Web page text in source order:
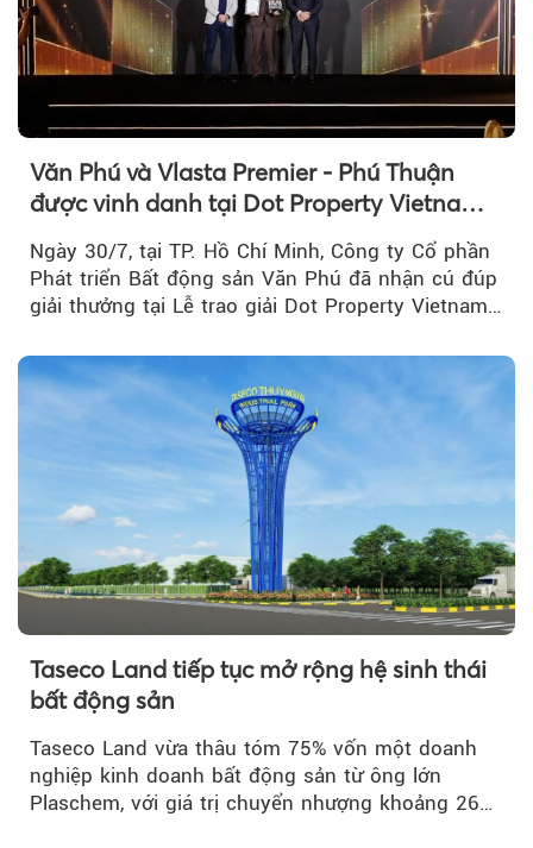
Văn Phú và Vlasta Premier - Phú Thuận
được vinh danh tại Dot Property Vietnam
Ngày 30/7, tại TP. Hồ Chí Minh, Công ty Cổ phần
Phát triển Bất động sản Văn Phú đã nhận cú đúp
giải thưởng tại Lễ trao giải Dot Property Vietnam
Taseco Land tiếp tục mở rộng hệ sinh thái
bất động sản
Taseco Land vừa thâu tóm 75% vốn một doanh
nghiệp kinh doanh bất động sản từ ông lớn
Plaschem, với giá trị chuyển nhượng khoảng 262